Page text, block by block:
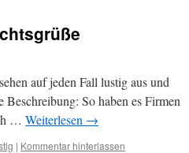
auf jeden Fall lustig aus und
So haben es Firmen
… Weiterlesen →
| Kommentar hinterlassen